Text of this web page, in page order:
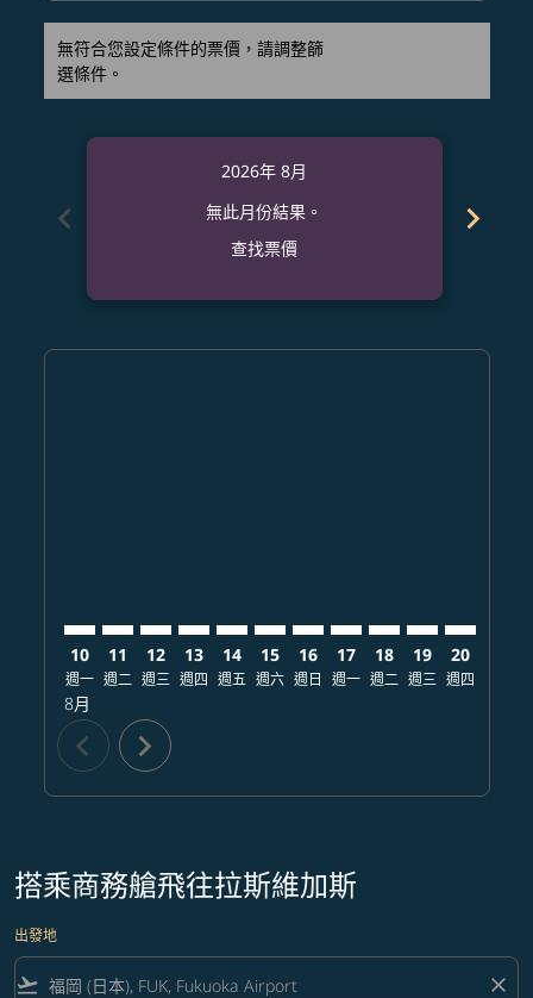
無符合您設定條件的票價，請調整篩
選條件。
chevron_left
2026年 8月
無此月份結果。
查找票價
chevron_right
10
週一
8月
11
週二
12
週三
13
週四
14
週五
15
週六
16
週日
17
週一
18
週二
19
週三
20
週四
chevron_left chevron_right
搭乘商務艙飛往拉斯維加斯
出發地
flight_takeoff close